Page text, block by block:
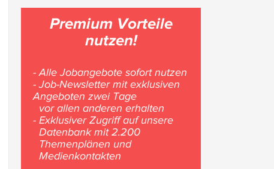
Premium Vorteile
nutzen!
- Alle Jobangebote sofort nutzen
- Job-Newsletter mit exklusiven
Angeboten zwei Tage
vor allen anderen erhalten
- Exklusiver Zugriff auf unsere
Datenbank mit 2.200
Themenplänen und
Medienkontakten